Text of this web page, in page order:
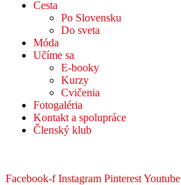
Cesta
Po Slovensku
Do sveta
Móda
Učíme sa
E-booky
Kurzy
Cvičenia
Fotogaléria
Kontakt a spolupráce
Členský klub
Facebook-f Instagram PinterestYoutube